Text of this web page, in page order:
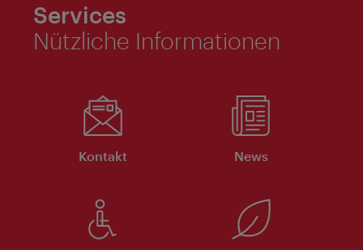
Services
Nützliche Informationen
Kontakt News